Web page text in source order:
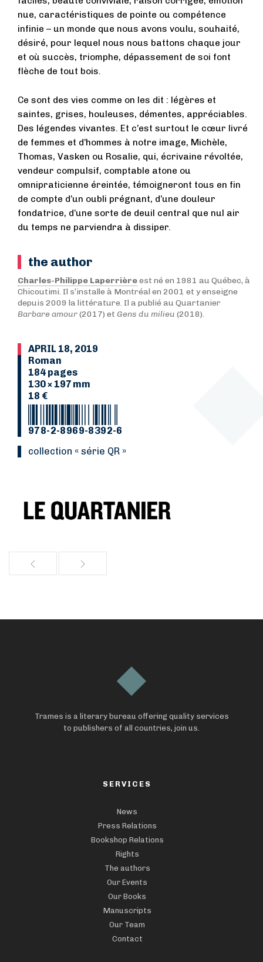
nue, caractéristiques de pointe ou compétence
infinie – un monde que nous avons voulu, souhaité,
désiré, pour lequel nous nous battons chaque jour
et où succès, triomphe, dépassement de soi font
flèche de tout bois.
Ce sont des vies comme on les dit : légères et
saintes, grises, houleuses, démentes, appréciables.
Des légendes vivantes. Et c’est surtout le cœur livré
de femmes et d’hommes à notre image, Michèle,
Thomas, Vasken ou Rosalie, qui, écrivaine révoltée,
vendeur compulsif, comptable atone ou
omnipraticienne éreintée, témoigneront tous en fin
de compte d’un oubli prégnant, d’une douleur
fondatrice, d’une sorte de deuil central que nul air
du temps ne parviendra à dissiper.
the author
Charles-Philippe Laperrièreest né en 1981 au Québec, à
Chicoutimi. Il s’installe à Montréal en 2001 et y enseigne
depuis 2009 la littérature. Il a publié au Quartanier
Barbare amour(2017) et Gens du milieu (2018).
APRIL 18, 2019
Roman
184 pages
130 × 197 mm
18 €
978-2-8969-8392-6
Collection « série QR »
Trames is a literary bureau offering quality services
to publishers of all countries, join us.
SERVICES
News
Press Relations
Bookshop Relations
Rights
The authors
Our Events
Our Books
Manuscripts
Our Team
Contact